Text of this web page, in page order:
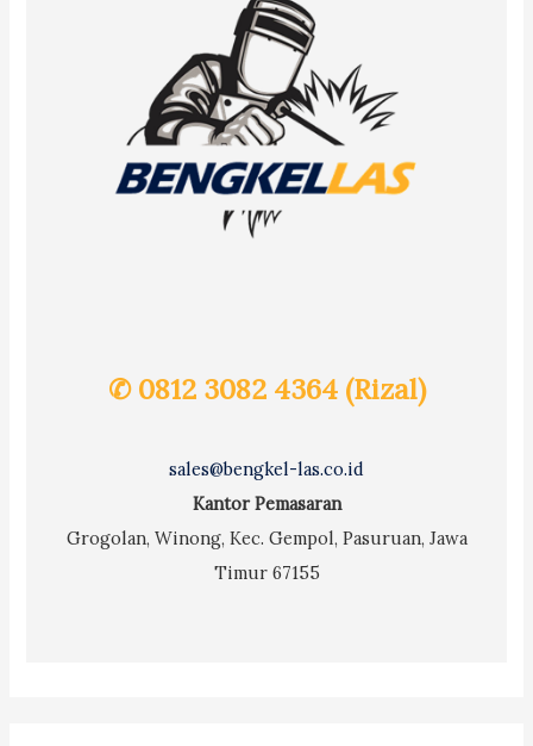
✆ 0812 3082 4364 (Rizal)
sales@bengkel-las.co.id
Kantor Pemasaran
Grogolan, Winong, Kec. Gempol, Pasuruan, Jawa
Timur 67155